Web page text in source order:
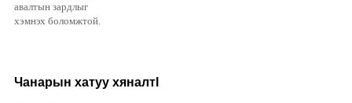
авалтын зардлыг
хэмнэх боломжтой.
Чанарын хатуу хяналт